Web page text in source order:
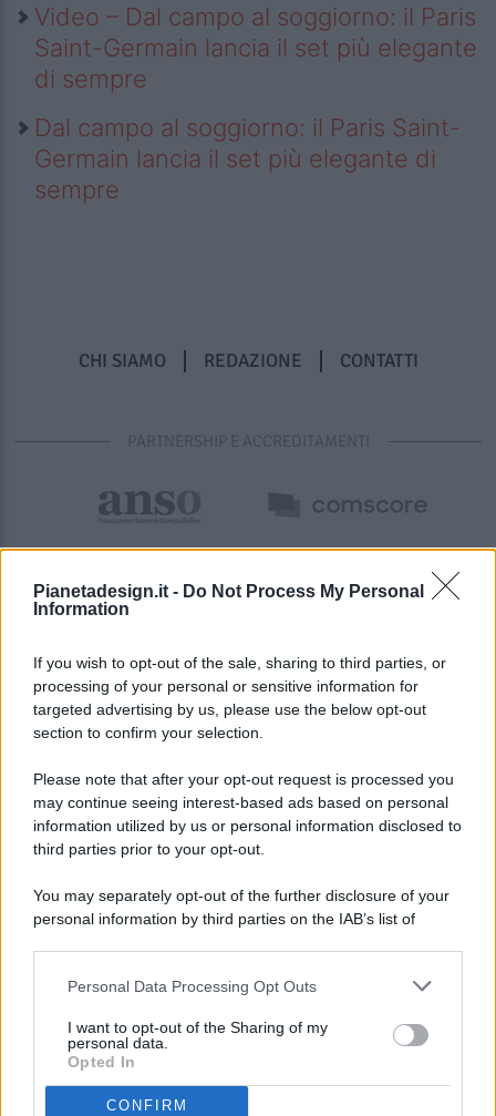
Pianetadesign.it - Do Not Process My Personal
Information
If you wish to opt-out of the sale, sharing to third parties, or
processing of your personal or sensitive information for
targeted advertising by us, please use the below opt-out
section to confirm your selection.
Please note that after your opt-out request is processed you
may continue seeing interest-based ads based on personal
information utilized by us or personal information disclosed to
third parties prior to your opt-out.
You may separately opt-out of the further disclosure of your
personal information by third parties on the IAB’s list of
This information may also be disclosed by us to third parties
disclose it to other third parties.
Personal Data Processing Opt Outs
I want to opt-out of the Sharing of my
personal data.
Opted In
CONFIRM
Video – Dal campo al soggiorno: il Paris
Saint-Germain lancia il set più elegante
di sempre
Dal campo al soggiorno: il Paris Saint-
Germain lancia il set più elegante di
sempre
CHI SIAMO REDAZIONE CONTATTI
PARTNERSHIP E ACCREDITAMENTI
© 2026 - Pianeta Design - P.IVA 04827280654 - Testata
Registrata Al Tribunale Di Nocera Inferiore N. 8/2020 - RG N.
ISCRIZIONE AL ROC N. 35792 – ISCRITTA ALL’ANSO
(ASSOCIAZIONE NAZIONALE STAMPA ONLINE)
PREFERENZE PRIVACY